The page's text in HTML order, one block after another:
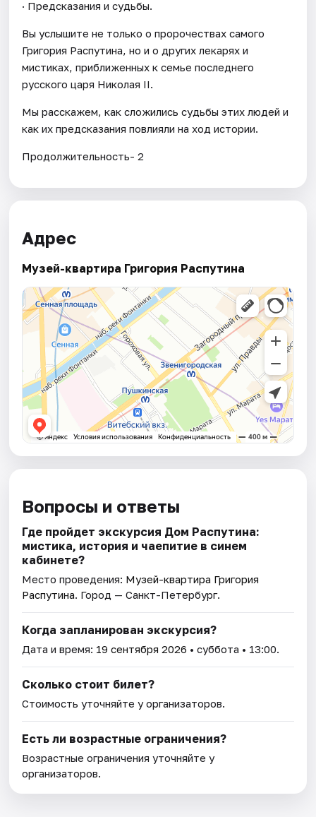
· Предсказания и судьбы.
Вы услышите не только о пророчествах самого
Григория Распутина, но и о других лекарях и
мистиках, приближенных к семье последнего
русского царя Николая II.
Мы расскажем, как сложились судьбы этих людей и
как их предсказания повлияли на ход истории.
Продолжительность- 2
Адрес
Музей-квартира Григория Распутина
Вопросы и ответы
Где пройдет экскурсия Дом Распутина:
мистика, история и чаепитие в синем
кабинете?
Место проведения: Музей-квартира Григория
Распутина. Город — Санкт-Петербург.
Когда запланирован экскурсия?
Дата и время: 19 сентября 2026 • суббота • 13:00.
Сколько стоит билет?
Стоимость уточняйте у организаторов.
Есть ли возрастные ограничения?
Возрастные ограничения уточняйте у
организаторов.